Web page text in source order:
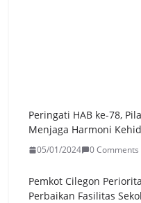
Peringati HAB ke-78,
Menjaga Harmoni
05/01/2024 0 Comments
Pemkot Cilegon
Perbaikan Fasilitas